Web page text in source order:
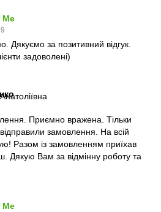
Me
Дякуємо за позитивний відгук.
задоволені)
Приємно вражена. Тільки
замовлення. На всій
Разом із замовленням приїхав
Дякую Вам за відмінну роботу та
Me